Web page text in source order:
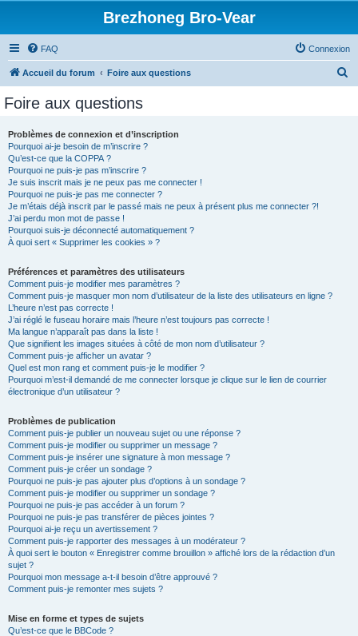
Brezhoneg Bro-Vear
FAQ Connexion
Accueil du forum Foire aux questions
Foire aux questions
Problèmes de connexion et d’inscription
Pourquoi ai-je besoin de m’inscrire ?
Qu’est-ce que la COPPA ?
Pourquoi ne puis-je pas m’inscrire ?
Je suis inscrit mais je ne peux pas me connecter !
Pourquoi ne puis-je pas me connecter ?
Je m’étais déjà inscrit par le passé mais ne peux à présent plus me connecter ?!
J’ai perdu mon mot de passe !
Pourquoi suis-je déconnecté automatiquement ?
À quoi sert « Supprimer les cookies » ?
Préférences et paramètres des utilisateurs
Comment puis-je modifier mes paramètres ?
Comment puis-je masquer mon nom d’utilisateur de la liste des utilisateurs en ligne ?
L’heure n’est pas correcte !
J’ai réglé le fuseau horaire mais l’heure n’est toujours pas correcte !
Ma langue n’apparaît pas dans la liste !
Que signifient les images situées à côté de mon nom d’utilisateur ?
Comment puis-je afficher un avatar ?
Quel est mon rang et comment puis-je le modifier ?
Pourquoi m’est-il demandé de me connecter lorsque je clique sur le lien de courrier
électronique d’un utilisateur ?
Problèmes de publication
Comment puis-je publier un nouveau sujet ou une réponse ?
Comment puis-je modifier ou supprimer un message ?
Comment puis-je insérer une signature à mon message ?
Comment puis-je créer un sondage ?
Pourquoi ne puis-je pas ajouter plus d’options à un sondage ?
Comment puis-je modifier ou supprimer un sondage ?
Pourquoi ne puis-je pas accéder à un forum ?
Pourquoi ne puis-je pas transférer de pièces jointes ?
Pourquoi ai-je reçu un avertissement ?
Comment puis-je rapporter des messages à un modérateur ?
À quoi sert le bouton « Enregistrer comme brouillon » affiché lors de la rédaction d’un
sujet ?
Pourquoi mon message a-t-il besoin d’être approuvé ?
Comment puis-je remonter mes sujets ?
Mise en forme et types de sujets
Qu’est-ce que le BBCode ?